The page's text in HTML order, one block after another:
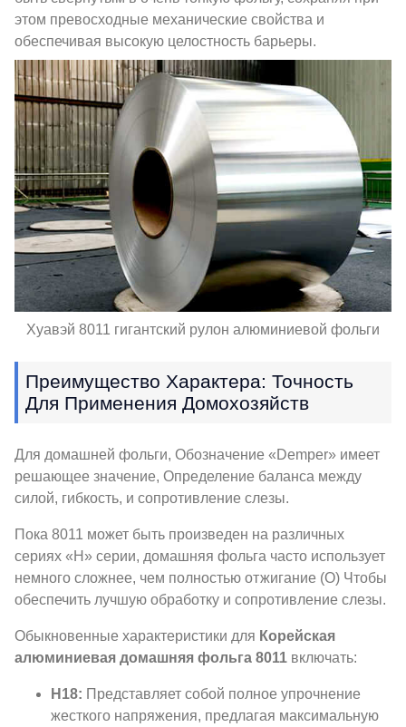
этом превосходные механические свойства и
обеспечивая высокую целостность барьеры.
Хуавэй 8011 гигантский рулон алюминиевой фольги
Преимущество Характера: Точность
Для Применения Домохозяйств
Для домашней фольги, Обозначение «Demper» имеет
решающее значение, Определение баланса между
силой, гибкость, и сопротивление слезы.
Пока 8011 может быть произведен на различных
сериях «H» серии, домашняя фольга часто использует
немного сложнее, чем полностью отжигание (О) Чтобы
обеспечить лучшую обработку и сопротивление слезы.
Обыкновенные характеристики для Корейская
алюминиевая домашняя фольга 8011 включать:
Н18: Представляет собой полное упрочнение
жесткого напряжения, предлагая максимальную